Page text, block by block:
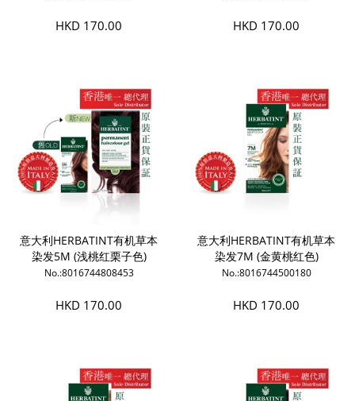
HKD 170.00 HKD 170.00
意大利HERBATINT有机草本
染发5M (浅桃红栗子色)
No.:8016744808453
HKD 170.00
意大利HERBATINT有机草本
染发7M (金黄桃红色)
No.:8016744500180
HKD 170.00